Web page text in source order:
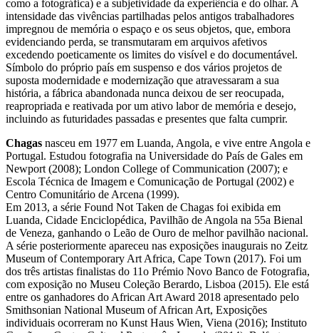
como a fotográfica) e a subjetividade da experiência e do olhar. A
intensidade das vivências partilhadas pelos antigos trabalhadores
impregnou de memória o espaço e os seus objetos, que, embora
evidenciando perda, se transmutaram em arquivos afetivos
excedendo poeticamente os limites do visível e do documentável.
Símbolo do próprio país em suspenso e dos vários projetos de
suposta modernidade e modernização que atravessaram a sua
história, a fábrica abandonada nunca deixou de ser reocupada,
reapropriada e reativada por um ativo labor de memória e desejo,
incluindo as futuridades passadas e presentes que falta cumprir.
Chagas nasceu em 1977 em Luanda, Angola, e vive entre Angola e
Portugal. Estudou fotografia na Universidade do País de Gales em
Newport (2008); London College of Communication (2007); e
Escola Técnica de Imagem e Comunicação de Portugal (2002) e
Centro Comunitário de Arcena (1999).
Em 2013, a série Found Not Taken de Chagas foi exibida em
Luanda, Cidade Enciclopédica, Pavilhão de Angola na 55a Bienal
de Veneza, ganhando o Leão de Ouro de melhor pavilhão nacional.
A série posteriormente apareceu nas exposições inaugurais no Zeitz
Museum of Contemporary Art Africa, Cape Town (2017). Foi um
dos três artistas finalistas do 11o Prémio Novo Banco de Fotografia,
com exposição no Museu Coleção Berardo, Lisboa (2015). Ele está
entre os ganhadores do African Art Award 2018 apresentado pelo
Smithsonian National Museum of African Art, Exposições
individuais ocorreram no Kunst Haus Wien, Viena (2016); Instituto